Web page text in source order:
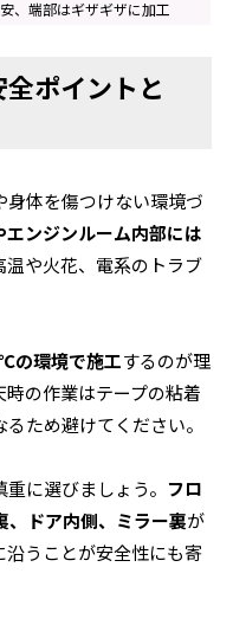
、端部はギザギザに加工
ポイントと
体を傷つけない環境づ
ンジンルーム内部には
温や火花、電系のトラブ
環境で施工するのが理
の作業はテープの粘着
ため避けてください。
に選びましょう。 フロ
、ドア内側、ミラー裏が
うことが安全性にも寄